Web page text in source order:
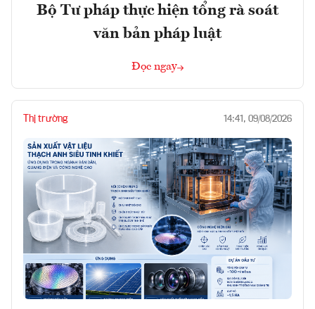
Bộ Tư pháp thực hiện tổng rà soát
văn bản pháp luật
Đọc ngay
Thị trường 14:41, 09/08/2026